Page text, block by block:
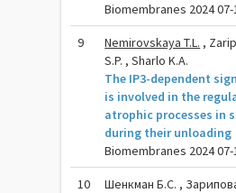
Biomembranes 2024
9 Nemirovskaya T.L. ,
S.P. , Sharlo K.A.
The IP3-dependent
is involved in the
atrophic processes in
during their unloading
Biomembranes 2024
10
Шенкман Б.С. ,